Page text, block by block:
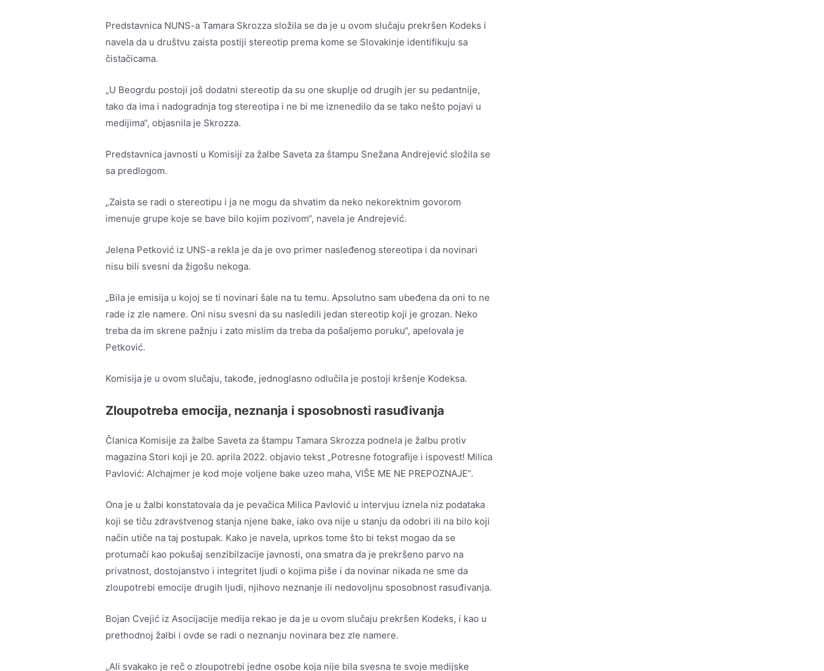
Predstavnica NUNS-a Tamara Skrozza složila se da je u ovom slučaju prekršen Kodeks i
navela da u društvu zaista postiji stereotip prema kome se Slovakinje identifikuju sa
čistačicama.
„U Beogrdu postoji još dodatni stereotip da su one skuplje od drugih jer su pedantnije,
tako da ima i nadogradnja tog stereotipa i ne bi me iznenedilo da se tako nešto pojavi u
medijima“, objasnila je Skrozza.
Predstavnica javnosti u Komisiji za žalbe Saveta za štampu Snežana Andrejević složila se
sa predlogom.
„Zaista se radi o stereotipu i ja ne mogu da shvatim da neko nekorektnim govorom
imenuje grupe koje se bave bilo kojim pozivom“, navela je Andrejević.
Jelena Petković iz UNS-a rekla je da je ovo primer nasleđenog stereotipa i da novinari
nisu bili svesni da žigošu nekoga.
„Bila je emisija u kojoj se ti novinari šale na tu temu. Apsolutno sam ubeđena da oni to ne
rade iz zle namere. Oni nisu svesni da su nasledili jedan stereotip koji je grozan. Neko
treba da im skrene pažnju i zato mislim da treba da pošaljemo poruku“, apelovala je
Petković.
Komisija je u ovom slučaju, takođe, jednoglasno odlučila je postoji kršenje Kodeksa.
Zloupotreba emocija, neznanja i sposobnosti rasuđivanja
Članica Komisije za žalbe Saveta za štampu Tamara Skrozza podnela je žalbu protiv
magazina Stori koji je 20. aprila 2022. objavio tekst „Potresne fotografije i ispovest! Milica
Pavlović: Alchajmer je kod moje voljene bake uzeo maha, VIŠE ME NE PREPOZNAJE“.
Ona je u žalbi konstatovala da je pevačica Milica Pavlović u intervjuu iznela niz podataka
koji se tiču zdravstvenog stanja njene bake, iako ova nije u stanju da odobri ili na bilo koji
način utiče na taj postupak. Kako je navela, uprkos tome što bi tekst mogao da se
protumači kao pokušaj senzibilzacije javnosti, ona smatra da je prekršeno parvo na
privatnost, dostojanstvo i integritet ljudi o kojima piše i da novinar nikada ne sme da
zloupotrebi emocije drugih ljudi, njihovo neznanje ili nedovoljnu sposobnost rasuđivanja.
Bojan Cvejić iz Asocijacije medija rekao je da je u ovom slučaju prekršen Kodeks, i kao u
prethodnoj žalbi i ovde se radi o neznanju novinara bez zle namere.
„Ali svakako je reč o zloupotrebi jedne osobe koja nije bila svesna te svoje medijske